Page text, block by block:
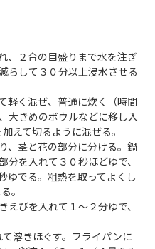
、２合の目盛りまで水を注ぎ
らして３０分以上浸水させる
軽く混ぜ、普通に炊く（時間
大きめのボウルなどに移し入
加えて切るように混ぜる。
、茎と花の部分に分ける。鍋
分を入れて３０秒ほどゆで、
ゆでる。粗熱を取ってよくし
。
えびを入れて１～２分ゆで、
て溶きほぐす。フライパンに